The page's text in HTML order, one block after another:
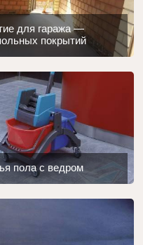
для гаража —
покрытий
пола с ведром